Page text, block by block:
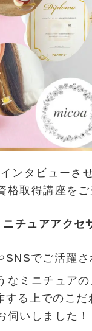
ンタビューさ
格取得講座を
ニチュアアクセ
でご活躍
なミニチュア
る上でのこ
伺いしました！